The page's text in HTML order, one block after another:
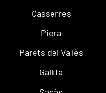
Casserres
Piera
Parets del Vallès
Gallifa